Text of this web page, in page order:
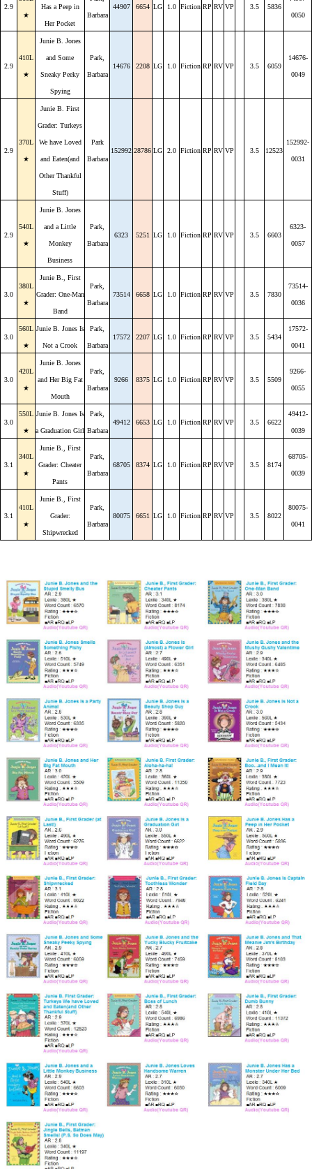
2.9
★
Has a Peep in
Her Pocket
Barbara
44907 6654 LG 1.0 Fiction RP RV VP 3.5 5836
0050
2.9
410L
★
Junie B. Jones
and Some
Sneaky Peeky
Spying
Park,
Barbara
14676 2208 LG 1.0 Fiction RP RV VP 3.5 6059
14676-
0049
2.9
370L
★
Junie B. First
Grader: Turkeys
We have Loved
and Eaten(and
Other Thankful
Stuff)
Park
Barbara
152992 28786 LG 2.0 Fiction RP RV VP 3.5 12523
152992-
0031
2.9
540L
★
Junie B. Jones
and a Little
Monkey
Business
Park,
Barbara
6323 5251 LG 1.0 Fiction RP RV VP 3.5 6603
6323-
0057
3.0
380L
★
Junie B., First
Grader: One-Man
Band
Park,
Barbara
73514 6658 LG 1.0 Fiction RP RV VP 3.5 7830
73514-
0036
3.0
560L
★
Junie B. Jones Is
Not a Crook
Park,
Barbara
17572 2207 LG 1.0 Fiction RP RV VP 3.5 5434
17572-
0041
3.0
420L
★
Junie B. Jones
and Her Big Fat
Mouth
Park,
Barbara
9266 8375 LG 1.0 Fiction RP RV VP 3.5 5509
9266-
0055
3.0
550L
★
Junie B. Jones Is
a Graduation Girl
Park,
Barbara
49412 6653 LG 1.0 Fiction RP RV VP 3.5 6622
49412-
0039
3.1
340L
★
Junie B., First
Grader: Cheater
Pants
Park,
Barbara
68705 8374 LG 1.0 Fiction RP RV VP 3.5 8174
68705-
0039
3.1
410L
★
Junie B., First
Grader:
Shipwrecked
Park,
Barbara
80075 6651 LG 1.0 Fiction RP RV VP 3.5 8022
80075-
0041